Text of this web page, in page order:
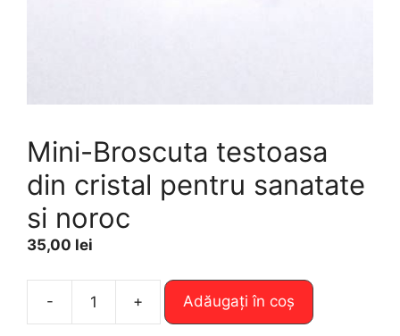
Mini-Broscuta testoasa
din cristal pentru sanatate
si noroc
35,00 lei
-
Cantitate
+ Adăugați în coș